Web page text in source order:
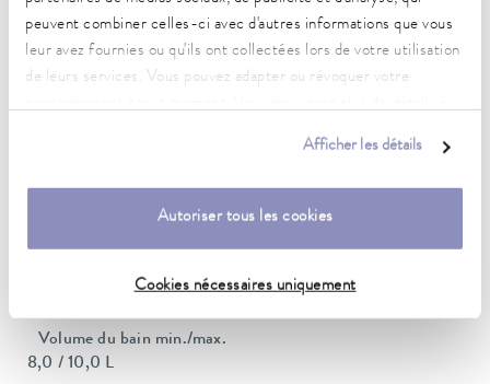
peuvent combiner celles-ci avec d'autres informations que vous
leur avez fournies ou qu'ils ont collectées lors de votre utilisation
de leurs services. Vous pouvez adapter ou révoquer votre
Afficher les détails
Autoriser tous les cookies
Cookies nécessaires uniquement
Puissance absorbée max.
2.5 kW
Volume du bain min./max.
8,0 / 10,0 L